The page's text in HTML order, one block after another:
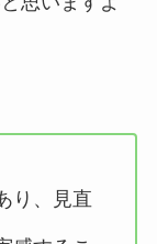
り、見直